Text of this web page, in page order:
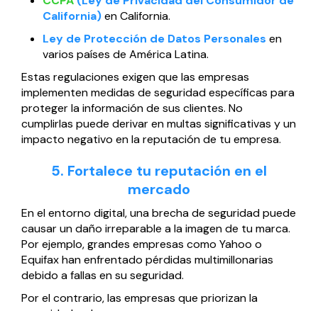
California)en California.
Ley de Protección de Datos Personales en
varios países de América Latina.
Estas regulaciones exigen que las empresas
implementen medidas de seguridad específicas para
proteger la información de sus clientes. No
cumplirlas puede derivar en multas significativas y un
impacto negativo en la reputación de tu empresa.
5. Fortalece tu reputación en el
mercado
En el entorno digital, una brecha de seguridad puede
causar un daño irreparable a la imagen de tu marca.
Por ejemplo, grandes empresas como Yahoo o
Equifax han enfrentado pérdidas multimillonarias
debido a fallas en su seguridad.
Por el contrario, las empresas que priorizan la